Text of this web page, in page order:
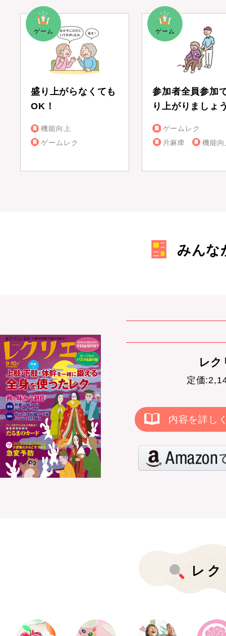
盛り上がらなくても
OK！
機能向上
ゲームレク
参加者全員参加
り上がりましょ
ゲームレク
片麻痺
機能向
みんな
レ
定価
内容を詳し
レ